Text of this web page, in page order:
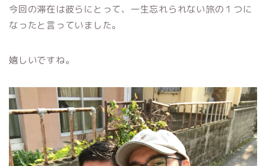
今回の滞在は彼らにとって、一生忘れられない旅の１つに
なったと言っていました。
嬉しいですね。